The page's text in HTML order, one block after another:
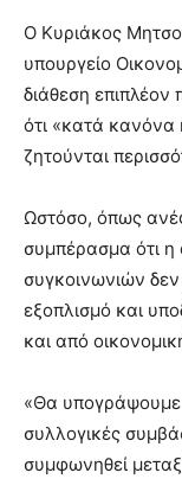
Ο Κυριάκος
υπουργείο
διάθεση
ότι «κατά κανόνα
ζητούνται
Ωστόσο, όπως
συμπέρασμα ότι
συγκοινωνιών δεν
εξοπλισμό και
και από
«Θα υπογράψουμε
συλλογικές
συμφωνηθεί